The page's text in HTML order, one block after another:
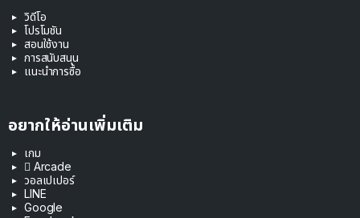
วิดีโอ
โปรโมชัน
สอนใช้งาน
การสนับสนุน
แนะนำการซื้อ
อยากให้อ่านเพิ่มเติม
เกม
 Arcade
วอลเปเปอร์
LINE
Google